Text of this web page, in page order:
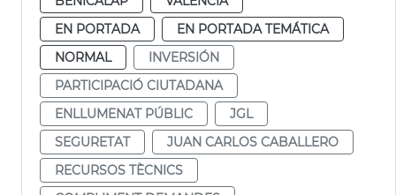
EN PORTADA
EN PORTADA TEMÁTICA
NORMAL
INVERSIÓN
PARTICIPACIÓ CIUTADANA
ENLLUMENAT PÚBLIC
JGL
SEGURETAT
JUAN CARLOS CABALLERO
RECURSOS TÈCNICS